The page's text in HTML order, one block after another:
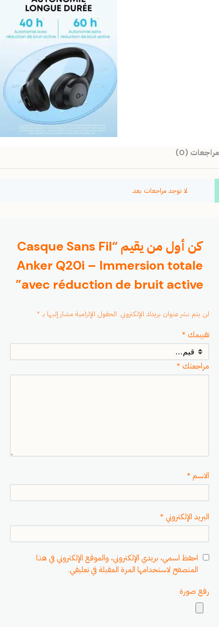
مراجعات (0)
لا توجد مراجعات بعد.
كن أول من يقيم “Casque Sans Fil
Anker Q20i – Immersion totale
avec réduction de bruit active”
لن يتم نشر عنوان بريدك الإلكتروني. الحقول الإلزامية مشار إليها بـ *
تقييمك *
مراجعتك *
الاسم *
البريد الإلكتروني *
احفظ اسمي، بريدي الإلكتروني، والموقع الإلكتروني في هذا
المتصفح لاستخدامها المرة المقبلة في تعليقي.
رفع صورة